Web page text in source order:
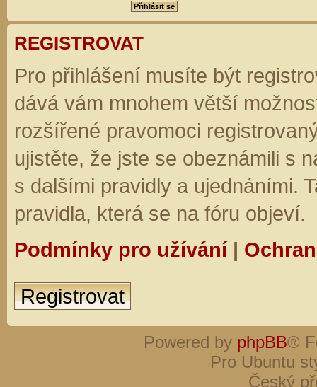
REGISTROVAT
Pro přihlášení musíte být
dává vám mnohem větší
rozšířené pravomoci
ujistěte, že jste se obeznámili s
s dalšími pravidly a ujednáními.
pravidla, která se na fóru objeví.
Podmínky pro užívání|
Registrovat
Powered by phpBB®
Pro Ubuntu
Český